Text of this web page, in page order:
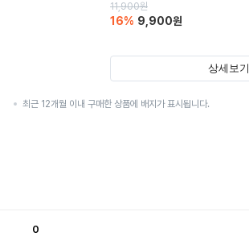
11,900원
16% 9,900원
상세보기
최근 12개월 이내 구매한 상품에 배지가 표시됩니다.
0